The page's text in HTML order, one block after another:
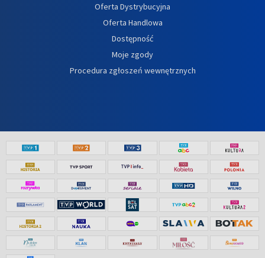
Oferta Dystrybucyjna
Oferta Handlowa
Dostępność
Moje zgody
Procedura zgłoszeń wewnętrznych